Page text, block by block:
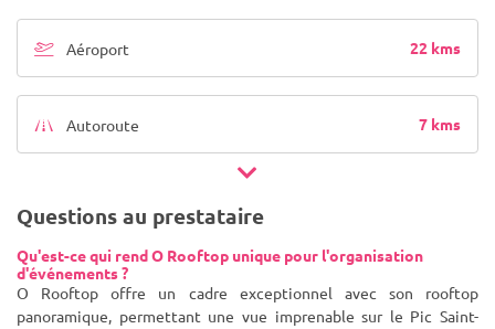
Aéroport 22 kms
Autoroute 7 kms
Questions au prestataire
Qu'est-ce qui rend O Rooftop unique pour l'organisation
d'événements ?
O Rooftop offre un cadre exceptionnel avec son rooftop
panoramique, permettant une vue imprenable sur le Pic Saint-